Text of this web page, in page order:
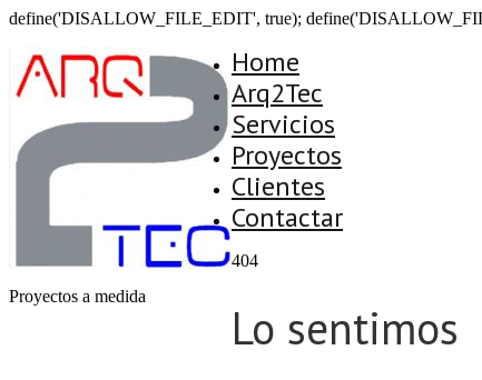
define('DISALLOW_FILE_EDIT', true);
Proyectos a medida
Home
Arq2Tec
Servicios
Proyectos
Clientes
Contactar
404
Lo sentimos